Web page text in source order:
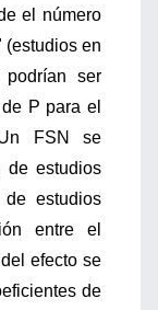
el número
(estudios en
ser
P para el
FSN se
de estudios
estudios
entre el
efecto se
de